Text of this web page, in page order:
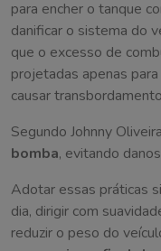
para encher o tanque
danificar o sistema do
que o excesso de
projetadas apenas
causar
Segundo Johnny
bomba, evitando
Adotar essas práticas
dia, dirigir com
reduzir o peso do